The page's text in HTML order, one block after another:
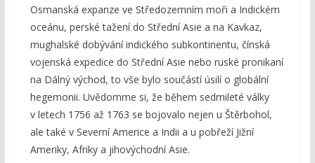
Osmanská expanze ve Středozemním moři a Indickém
oceánu, perské tažení do Střední Asie a na Kavkaz,
mughalské dobývání indického subkontinentu, čínská
vojenská expedice do Střední Asie nebo ruské pronikaní
na Dálný východ, to vše bylo součástí úsilí o globální
hegemonii. Uvědomme si, že během sedmileté války
v letech 1756 až 1763 se bojovalo nejen u Štěrbohol,
ale také v Severní Americe a Indii a u pobřeží Jižní
Ameriky, Afriky a jihovýchodní Asie.